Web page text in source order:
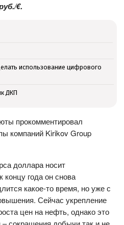
€.
использование цифрового
ДКП
прокомментировал
компаний Kirikov Group
доллара носит
концу года он снова
какое-то время, но уже с
Сейчас укрепление
цен на нефть, однако это